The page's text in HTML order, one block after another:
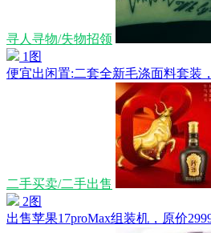
寻人寻物/失物招领
1图
便宜出闲置:二套全新毛涤面料套装
二手买卖/二手出售
2图
出售苹果17proMax组装机，原价